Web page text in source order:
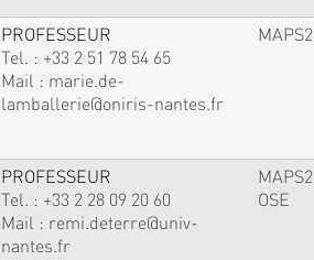
PROFESSEUR
Tel. : +33 2 51 78 54 65
Mail : marie.de-
lamballerie@oniris-nantes.fr
MAPS2
PROFESSEUR
Tel. : +33 2 28 09 20 60
Mail : remi.deterre@univ-
nantes.fr
MAPS2
OSE